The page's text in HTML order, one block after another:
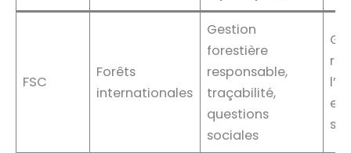
FSC
Forêts
internationales
Gestion
forestière
responsable,
traçabilité,
questions
sociales
et